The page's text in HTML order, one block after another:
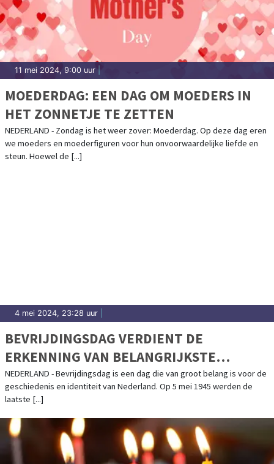
11 mei 2024, 9:00 uur
MOEDERDAG: EEN DAG OM MOEDERS IN
HET ZONNETJE TE ZETTEN
NEDERLAND - Zondag is het weer zover: Moederdag. Op deze dag eren
we moeders en moederfiguren voor hun onvoorwaardelijke liefde en
steun. Hoewel de [...]
4 mei 2024, 23:28 uur
BEVRIJDINGSDAG VERDIENT DE
ERKENNING VAN BELANGRIJKSTE
FEESTDAG VAN HET JAAR
NEDERLAND - Bevrijdingsdag is een dag die van groot belang is voor de
geschiedenis en identiteit van Nederland. Op 5 mei 1945 werden de
laatste [...]